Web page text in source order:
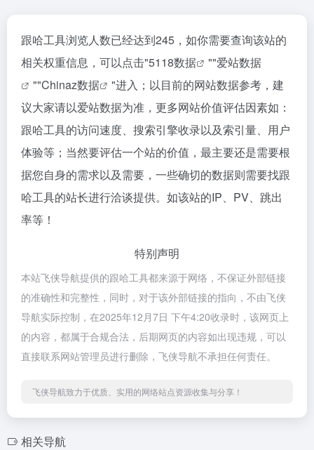
跟哈工具浏览人数已经达到245，如你需要查询该站的
相关权重信息，可以点击"5118数据 ""爱站数据
""Chinaz数据
"进入；以目前的网站数据参考，建
议大家请以爱站数据为准，更多网站价值评估因素如：
跟哈工具的访问速度、搜索引擎收录以及索引量、用户
体验等；当然要评估一个站的价值，最主要还是需要根
据您自身的需求以及需要，一些确切的数据则需要找跟
哈工具的站长进行洽谈提供。如该站的IP、PV、跳出
率等！
特别声明
本站飞侠导航提供的跟哈工具都来源于网络，不保证外部链接
的准确性和完整性，同时，对于该外部链接的指向，不由飞侠
导航实际控制，在2025年12月7日 下午4:20收录时，该网页上
的内容，都属于合规合法，后期网页的内容如出现违规，可以
直接联系网站管理员进行删除，飞侠导航不承担任何责任。
飞侠导航致力于优质、实用的网络站点资源收集与分享！
相关导航